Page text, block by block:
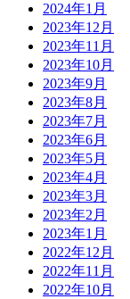
2024年1月
2023年12月
2023年11月
2023年10月
2023年9月
2023年8月
2023年7月
2023年6月
2023年5月
2023年4月
2023年3月
2023年2月
2023年1月
2022年12月
2022年11月
2022年10月